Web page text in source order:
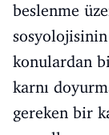
beslenme
konulardan
karnı
gereken bir